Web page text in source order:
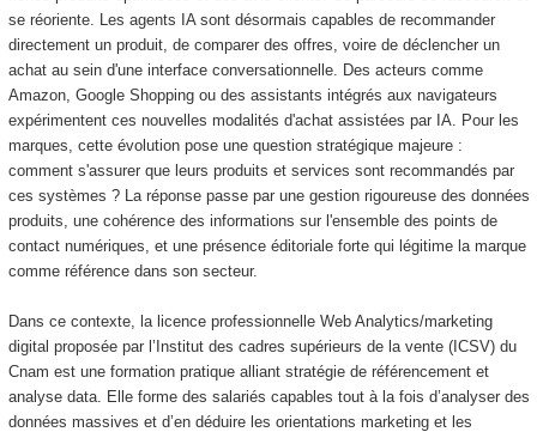
se réoriente. Les agents IA sont désormais capables de recommander
directement un produit, de comparer des offres, voire de déclencher un
achat au sein d'une interface conversationnelle. Des acteurs comme
Amazon, Google Shopping ou des assistants intégrés aux navigateurs
expérimentent ces nouvelles modalités d'achat assistées par IA. Pour les
marques, cette évolution pose une question stratégique majeure :
comment s'assurer que leurs produits et services sont recommandés par
ces systèmes ? La réponse passe par une gestion rigoureuse des données
produits, une cohérence des informations sur l'ensemble des points de
contact numériques, et une présence éditoriale forte qui légitime la marque
comme référence dans son secteur.
Dans ce contexte, la licence professionnelle Web Analytics/marketing
digital proposée par l’Institut des cadres supérieurs de la vente (ICSV) du
Cnam est une formation pratique alliant stratégie de référencement et
analyse data. Elle forme des salariés capables tout à la fois d’analyser des
données massives et d’en déduire les orientations marketing et les